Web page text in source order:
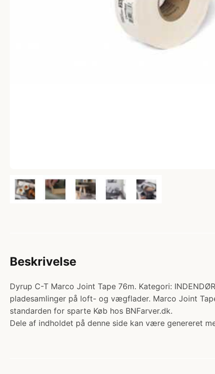
Beskrivelse
Dyrup C-T Marco Joint Tape 76m. Kategori:
pladesamlinger på loft- og vægflader. Marco Joint
standarden for sparte Køb hos BNFarver.dk.
Dele af indholdet på denne side kan være genereret